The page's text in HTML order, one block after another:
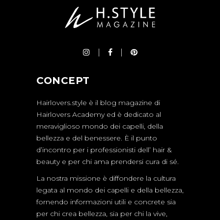
CONCEPT
Hairlovers.style è il blog magazine di
Hairlovers Academy ed è dedicato al
meraviglioso mondo dei capelli, della
bellezza e del benessere. È il punto
d’incontro per i professionisti dell’ hair &
beauty e per chi ama prendersi cura di sé.
La nostra missione è diffondere la cultura
legata al mondo dei capelli e della bellezza,
fornendo informazioni utili e concrete sia
per chi crea bellezza, sia per chi la vive,